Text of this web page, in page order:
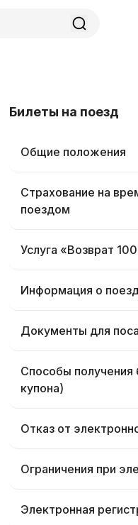
Билеты на поезд
Общие положения
Страхование на
поездом
Услуга «Возврат
Информация о
Документы для
Способы получения
купона)
Отказ от
Ограничения при
Электронная